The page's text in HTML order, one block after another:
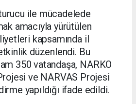
ile mücadelede
amacıyla yürütülen
kapsamında il
düzenlendi. Bu
350 vatandaşa, NARKO
ve NARVAS Projesi
yapıldığı ifade edildi.